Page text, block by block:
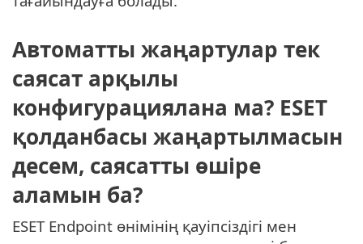
Автоматты жаңартулар тек
саясат арқылы
конфигурациялана ма? ESET
қолданбасы жаңартылмасын
десем, саясатты өшіре
аламын ба?
ESET Endpoint өнімінің қауіпсіздігі мен